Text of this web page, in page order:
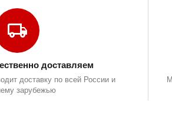
доставляем
доставку по всей России и
зарубежью